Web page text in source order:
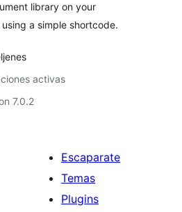
library on your
a simple shortcode.
activas
7.0.2
Escaparate
Temas
Plugins